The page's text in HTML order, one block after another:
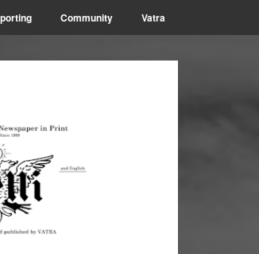
Community Vatra